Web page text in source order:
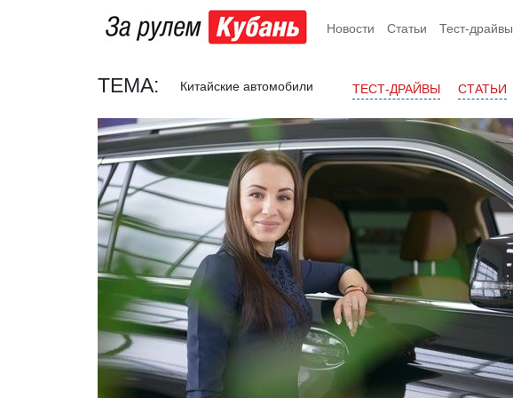
Новости Статьи Тест-драйвы
ТЕМА: Китайские автомобили ТЕСТ-ДРАЙВЫ СТАТЬИ